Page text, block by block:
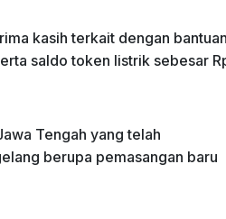
kasih terkait dengan bantuan
saldo token listrik sebesar
Tengah yang telah
berupa pemasangan baru